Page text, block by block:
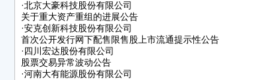
·北京大豪科技股份有限公司
关于重大资产重组的进展公告
·安克创新科技股份有限公司
首次公开发行网下配售限售股上市流通提示性公告
· 四川宏达股份有限公司
股票交易异常波动公告
·河南大有能源股份有限公司